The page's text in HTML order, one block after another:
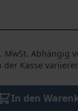
MwSt. Abhängig
der Kasse
In den